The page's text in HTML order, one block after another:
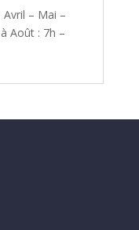
– Mai –
Août : 7h –